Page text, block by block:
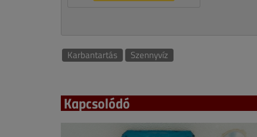
Karbantartás Szennyvíz
Kapcsolódó